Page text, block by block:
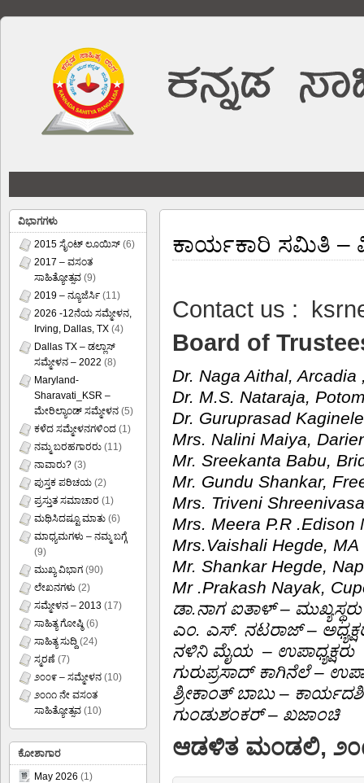
ಕಾರ್ಯಕಾರಿ ಸಮಿತಿ –
Contact us :
Board of
Dr. Naga Aithal,
Dr. M.S. Nataraja,
Dr. Guruprasad
Mrs. Nalini Maiya,
Mr. Sreekanta Babu,
Mr. Gundu Shankar,
Mrs. Triveni
Mrs. Meera P.R .Edison
Mrs.Vaishali Hegde, MA
Mr. Shankar Hegde,
Mr .Prakash Nayak,
ಡಾ.ನಾಗ ಐತಾಳ್ – ಮುಖ್ಯಸ್ಥರು
ಎಂ. ಎಸ್. ನಟರಾಜ್ –
ನಳಿನಿ ಮೈಯ – ಉಪಾಧ್ಯಕ್ಷರು
ಗುರುಪ್ರಸಾದ್ ಕಾಗಿನೆಲೆ –
ಶ್ರೀಕಾಂತ್ ಬಾಬು –
ಗುಂಡುಶಂಕರ್ – ಖಜಾಂಚಿ
ಆಡಳಿತ ಮಂಡಲಿ,
ವಿಭಾಗಗಳು
2015 ಸೈಂಟ್ ಲೂಯಿಸ್ (6)
2017 – ವಸಂತ
ಸಾಹಿತ್ಯೋತ್ಸವ (9)
2019 – ನ್ಯೂಜೆರ್ಸಿ (11)
2026 -12ನೆಯ ಸಮ್ಮೇಳನ,
Irving, Dallas, TX (4)
Dallas TX – ಡಲ್ಲಾಸ್
ಸಮ್ಮೇಳನ – 2022 (8)
Maryland-
Sharavati_KSR –
ಮೇರಿಲ್ಯಾಂಡ್ ಸಮ್ಮೇಳನ (5)
ಕಳೆದ ಸಮ್ಮೇಳನಗಳಿಂದ (1)
ನಮ್ಮ ಬರಹಗಾರರು (11)
ನಾವಾರು? (3)
ಪುಸ್ತಕ ಪರಿಚಯ (2)
ಪ್ರಸ್ತುತ ಸಮಾಚಾರ (1)
ಮಥಿಸಿದಷ್ಟೂ ಮಾತು (6)
ಮಾಧ್ಯಮಗಳು – ನಮ್ಮ ಬಗ್ಗೆ
(9)
ಮುಖ್ಯ ವಿಭಾಗ (90)
ಲೇಖನಗಳು (2)
ಸಮ್ಮೇಳನ – 2013 (17)
ಸಾಹಿತ್ಯ ಗೋಷ್ಠಿ (6)
ಸಾಹಿತ್ಯ ಸುದ್ದಿ (24)
ಸ್ಮರಣೆ (7)
೨೦೦೯ – ಸಮ್ಮೇಳನ (10)
೨೦೧೧ ನೇ ವಸಂತ
ಸಾಹಿತ್ಯೋತ್ಸವ (10)
ಕೋಶಾಗಾರ
May 2026 (1)